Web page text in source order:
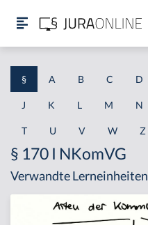
§ A B C D
J K L M N
T U V W Z
§ 170 I NKomVG
Verwandte Lerneinheiten